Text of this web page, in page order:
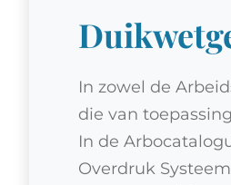
In zowel de
die van
In de
Overdruk